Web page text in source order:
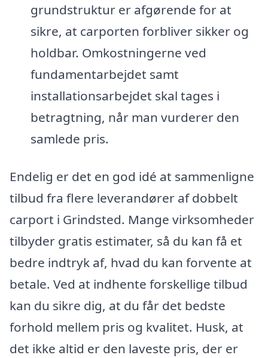
grundstruktur er afgørende for at
sikre, at carporten forbliver sikker og
holdbar. Omkostningerne ved
fundamentarbejdet samt
installationsarbejdet skal tages i
betragtning, når man vurderer den
samlede pris.
Endelig er det en god idé at sammenligne
tilbud fra flere leverandører af dobbelt
carport i Grindsted. Mange virksomheder
tilbyder gratis estimater, så du kan få et
bedre indtryk af, hvad du kan forvente at
betale. Ved at indhente forskellige tilbud
kan du sikre dig, at du får det bedste
forhold mellem pris og kvalitet. Husk, at
det ikke altid er den laveste pris, der er